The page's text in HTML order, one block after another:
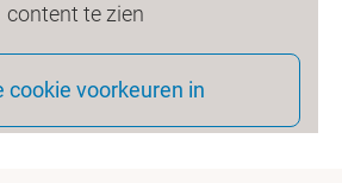
content te zien
cookie voorkeuren in